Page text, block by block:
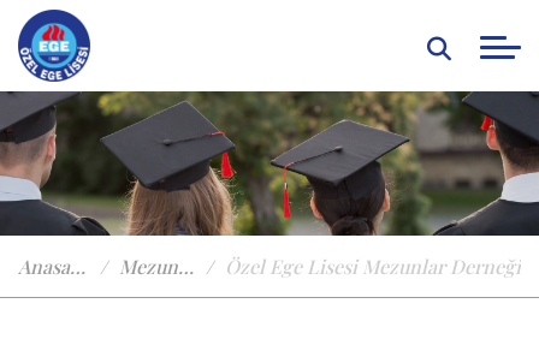
Anasayfa Mezunlar Özel Ege Lisesi Mezunlar Derneği